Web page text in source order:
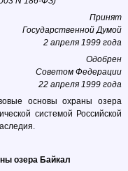
Принят
Государственной Думой
2 апреля 1999 года
Одобрен
Советом Федерации
22 апреля 1999 года
основы охраны озера
системой Российской
озера Байкал